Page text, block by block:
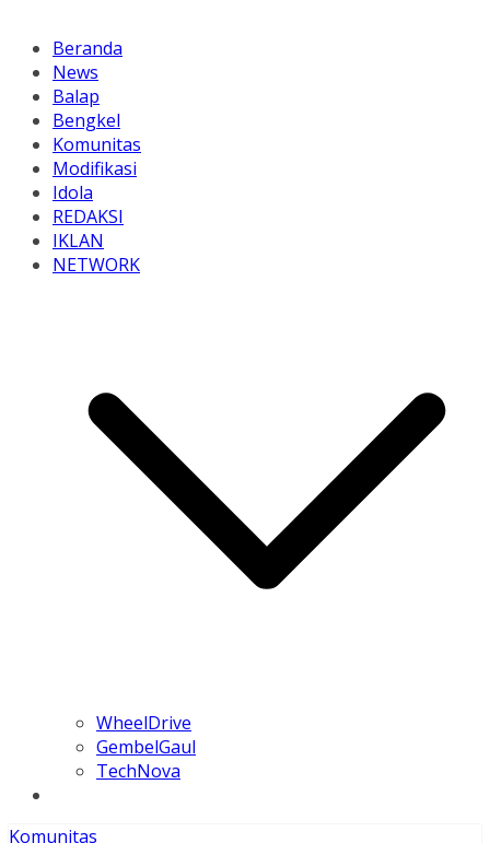
Beranda
News
Balap
Bengkel
Komunitas
Modifikasi
Idola
REDAKSI
IKLAN
NETWORK
WheelDrive
GembelGaul
TechNova
Komunitas